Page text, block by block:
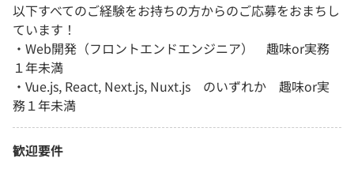
以下すべてのご経験をお持ちの方からのご応募をおまちし
ています！
・Web開発（フロントエンドエンジニア） 趣味or実務
１年未満
・Vue.js, React, Next.js, Nuxt.js のいずれか 趣味or実
務１年未満
歓迎要件